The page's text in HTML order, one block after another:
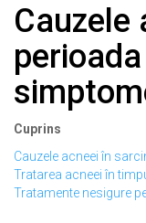
Cauzele
Cuprins
Cauzele acneei în
Tratarea acneei în
Tratamente nesigure